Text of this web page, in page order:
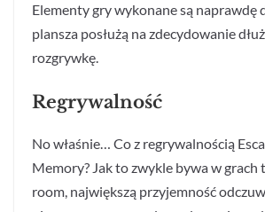
Elementy gry wykonane są naprawdę
plansza posłużą na zdecydowanie
rozgrywkę.
Regrywalność
No właśnie… Co z regrywalnością
Memory? Jak to zwykle bywa w grach
room, największą przyjemność